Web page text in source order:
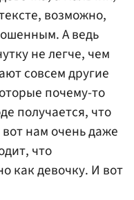
возможно,
А ведь
не легче, чем
совсем другие
почему-то
получается, что
нам очень даже
что
как девочку. И вот